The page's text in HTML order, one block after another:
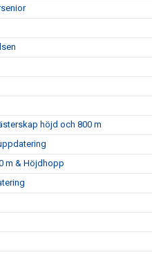
höjd och 800 m
m & Höjdhopp